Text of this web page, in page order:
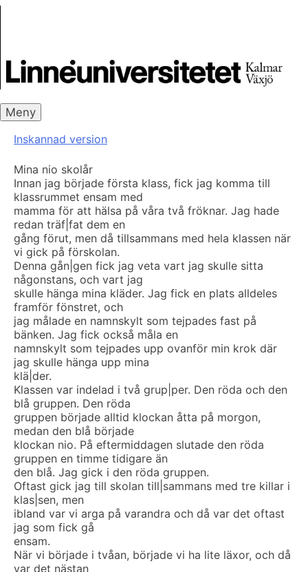
Meny
Inskannad version
Mina nio skolår
Innan jag började första klass, fick jag komma till
klassrummet ensam med
mamma för att hälsa på våra två fröknar. Jag hade
redan träf|fat dem en
gång förut, men då tillsammans med hela klassen när
vi gick på förskolan.
Denna gån|gen fick jag veta vart jag skulle sitta
någonstans, och vart jag
skulle hänga mina kläder. Jag fick en plats alldeles
framför fönstret, och
jag målade en namnskylt som tejpades fast på
bänken. Jag fick också måla en
namnskylt som tejpades upp ovanför min krok där
jag skulle hänga upp mina
klä|der.
Klassen var indelad i två grup|per. Den röda och den
blå gruppen. Den röda
gruppen började alltid klockan åtta på morgon,
medan den blå började
klockan nio. På eftermiddagen slutade den röda
gruppen en timme tidigare än
den blå. Jag gick i den röda gruppen.
Oftast gick jag till skolan till|sammans med tre killar i
klas|sen, men
ibland var vi arga på varandra och då var det oftast
jag som fick gå
ensam.
När vi började i tvåan, började vi ha lite läxor, och då
var det nästan